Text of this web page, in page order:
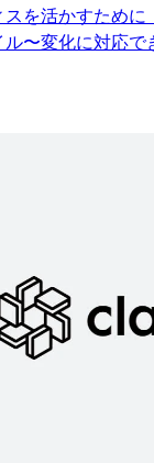
スを活かすために
ル〜変化に対応